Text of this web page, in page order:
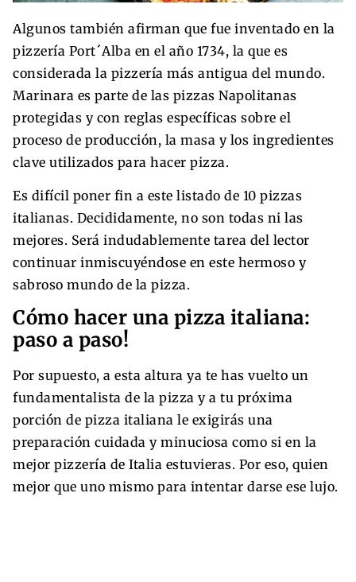
Algunos también afirman que fue inventado en la
pizzería Port´Alba en el año 1734, la que es
considerada la pizzería más antigua del mundo.
Marinara es parte de las pizzas Napolitanas
protegidas y con reglas específicas sobre el
proceso de producción, la masa y los ingredientes
clave utilizados para hacer pizza.
Es difícil poner fin a este listado de 10 pizzas
italianas. Decididamente, no son todas ni las
mejores. Será indudablemente tarea del lector
continuar inmiscuyéndose en este hermoso y
sabroso mundo de la pizza.
Cómo hacer una pizza italiana:
paso a paso!
Por supuesto, a esta altura ya te has vuelto un
fundamentalista de la pizza y a tu próxima
porción de pizza italiana le exigirás una
preparación cuidada y minuciosa como si en la
mejor pizzería de Italia estuvieras. Por eso, quien
mejor que uno mismo para intentar darse ese lujo.